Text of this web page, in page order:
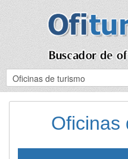
Oficinas